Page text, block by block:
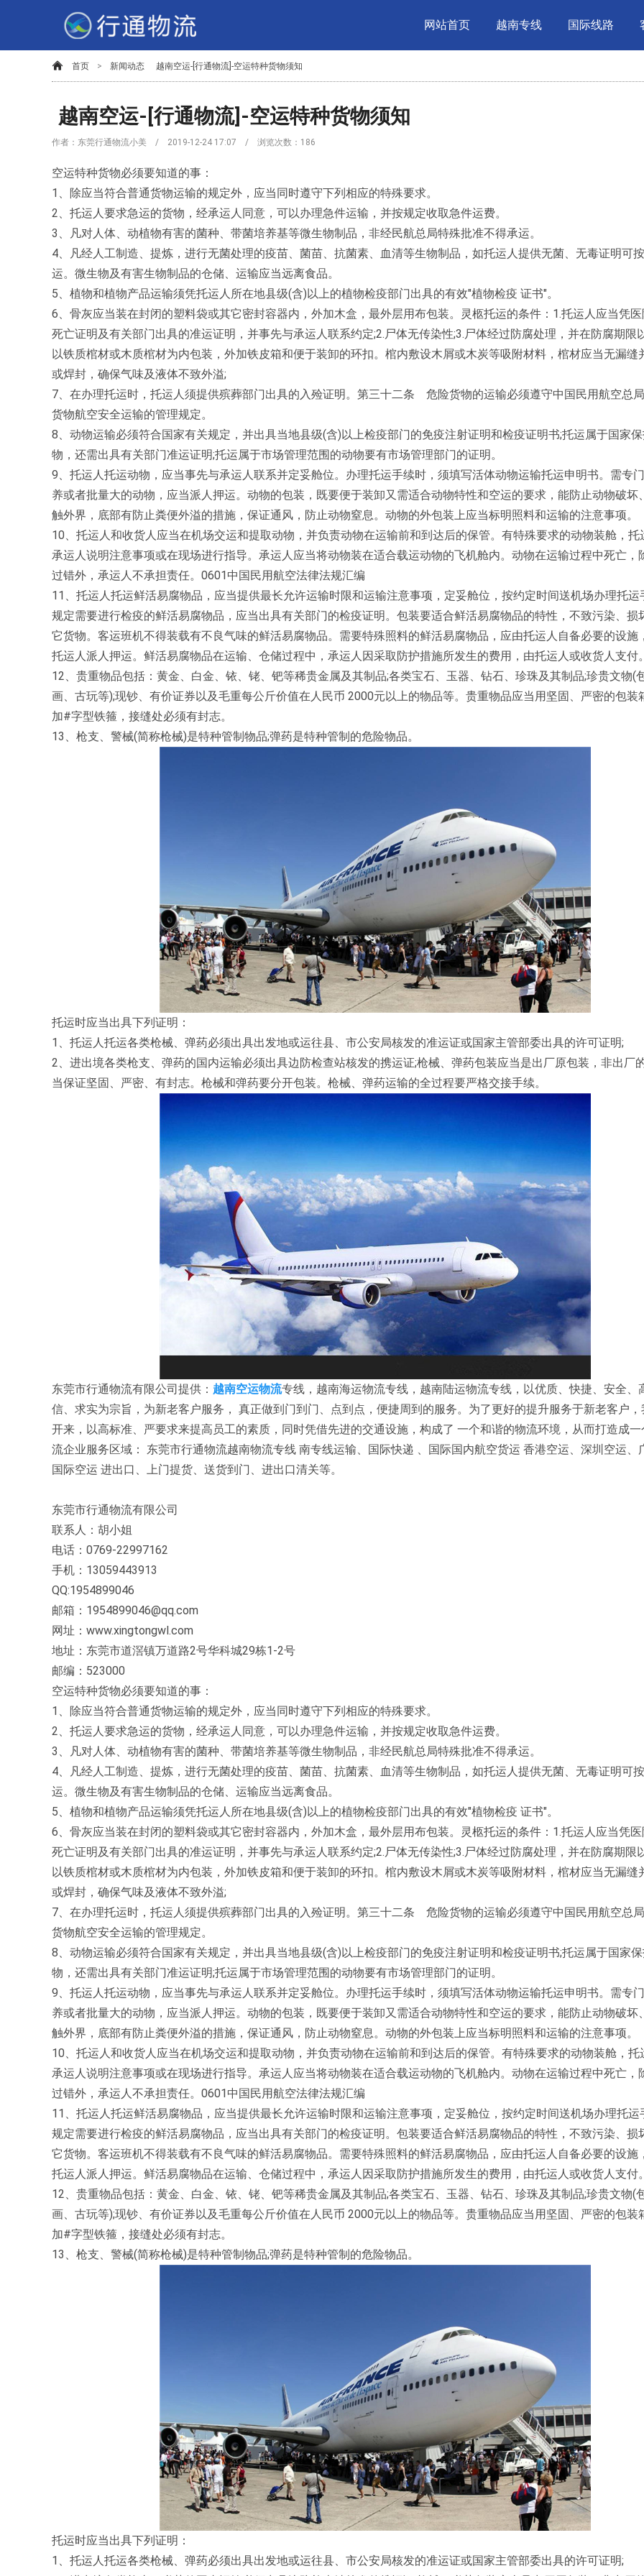
网站首页 越南专线 国际线路
首页 > 新闻动态 越南空运-[行通物流]-空运特种货物须知
越南空运-[行通物流]-空运特种货物须知
作者：东莞行通物流小美 / 2019-12-24 17:07 / 浏览次数： 186
空运特种货物必须要知道的事：
1、除应当符合普通货物运输的规定外，应当同时遵守下列相应的特殊要求。
2、托运人要求急运的货物，经承运人同意，可以办理急件运输，并按规定收取急件运费。
3、凡对人体、动植物有害的菌种、带菌培养基等微生物制品，非经民航总局特殊批准不得承运。
4、凡经人工制造、提炼，进行无菌处理的疫苗、菌苗、抗菌素、血清等生物制品，如托运人提供无菌、无毒证明可
运。微生物及有害生物制品的仓储、运输应当远离食品。
5、植物和植物产品运输须凭托运人所在地县级(含)以上的植物检疫部门出具的有效"植物检疫 证书"。
6、骨灰应当装在封闭的塑料袋或其它密封容器内，外加木盒，最外层用布包装。灵柩托运的条件：1.托运人应当凭
死亡证明及有关部门出具的准运证明，并事先与承运人联系约定;2.尸体无传染性;3.尸体经过防腐处理，并在防腐期限
以铁质棺材或木质棺材为内包装，外加铁皮箱和便于装卸的环扣。棺内敷设木屑或木炭等吸附材料，棺材应当无漏缝
或焊封，确保气味及液体不致外溢;
7、在办理托运时，托运人须提供殡葬部门出具的入殓证明。第三十二条 危险货物的运输必须遵守中国民用航空总
货物航空安全运输的管理规定。
8、动物运输必须符合国家有关规定，并出具当地县级(含)以上检疫部门的免疫注射证明和检疫证明书;托运属于国家
物，还需出具有关部门准运证明;托运属于市场管理范围的动物要有市场管理部门的证明。
9、托运人托运动物，应当事先与承运人联系并定妥舱位。办理托运手续时，须填写活体动物运输托运申明书。需专
养或者批量大的动物，应当派人押运。动物的包装，既要便于装卸又需适合动物特性和空运的要求，能防止动物破坏
触外界，底部有防止粪便外溢的措施，保证通风，防止动物窒息。动物的外包装上应当标明照料和运输的注意事项。
10、托运人和收货人应当在机场交运和提取动物，并负责动物在运输前和到达后的保管。有特殊要求的动物装舱，托
承运人说明注意事项或在现场进行指导。承运人应当将动物装在适合载运动物的飞机舱内。动物在运输过程中死亡，
过错外，承运人不承担责任。0601中国民用航空法律法规汇编
11、托运人托运鲜活易腐物品，应当提供最长允许运输时限和运输注意事项，定妥舱位，按约定时间送机场办理托运
规定需要进行检疫的鲜活易腐物品，应当出具有关部门的检疫证明。包装要适合鲜活易腐物品的特性，不致污染、损
它货物。客运班机不得装载有不良气味的鲜活易腐物品。需要特殊照料的鲜活易腐物品，应由托运人自备必要的设施
托运人派人押运。鲜活易腐物品在运输、仓储过程中，承运人因采取防护措施所发生的费用，由托运人或收货人支付。
12、贵重物品包括：黄金、白金、铱、铑、钯等稀贵金属及其制品;各类宝石、玉器、钻石、珍珠及其制品;珍贵文物(
画、古玩等);现钞、有价证券以及毛重每公斤价值在人民币 2000元以上的物品等。贵重物品应当用坚固、严密的包装
加#字型铁箍，接缝处必须有封志。
13、枪支、警械(简称枪械)是特种管制物品;弹药是特种管制的危险物品。
托运时应当出具下列证明：
1、托运人托运各类枪械、弹药必须出具出发地或运往县、市公安局核发的准运证或国家主管部委出具的许可证明;
2、进出境各类枪支、弹药的国内运输必须出具边防检查站核发的携运证;枪械、弹药包装应当是出厂原包装，非出厂
当保证坚固、严密、有封志。枪械和弹药要分开包装。枪械、弹药运输的全过程要严格交接手续。
东莞市行通物流有限公司提供： 越南空运物流专线，越南海运物流专线，越南陆运物流专线，以优质、快捷、安全、
信、求实为宗旨，为新老客户服务， 真正做到门到门、点到点，便捷周到的服务。为了更好的提升服务于新老客户，
开来，以高标准、严要求来提高员工的素质，同时凭借先进的交通设施，构成了 一个和谐的物流环境，从而打造成一
流企业服务区域： 东莞市行通物流越南物流专线 南专线运输、国际快递 、国际国内航空货运 香港空运、深圳空运、
国际空运 进出口、上门提货、送货到门、进出口清关等。
东莞市行通物流有限公司
联系人：胡小姐
电话：0769-22997162
手机：13059443913
QQ:1954899046
邮箱：1954899046@qq.com
网址：www.xingtongwl.com
地址：东莞市道滘镇万道路2号华科城29栋1-2号
邮编：523000
空运特种货物必须要知道的事：
1、除应当符合普通货物运输的规定外，应当同时遵守下列相应的特殊要求。
2、托运人要求急运的货物，经承运人同意，可以办理急件运输，并按规定收取急件运费。
3、凡对人体、动植物有害的菌种、带菌培养基等微生物制品，非经民航总局特殊批准不得承运。
4、凡经人工制造、提炼，进行无菌处理的疫苗、菌苗、抗菌素、血清等生物制品，如托运人提供无菌、无毒证明可
运。微生物及有害生物制品的仓储、运输应当远离食品。
5、植物和植物产品运输须凭托运人所在地县级(含)以上的植物检疫部门出具的有效"植物检疫 证书"。
6、骨灰应当装在封闭的塑料袋或其它密封容器内，外加木盒，最外层用布包装。灵柩托运的条件：1.托运人应当凭
死亡证明及有关部门出具的准运证明，并事先与承运人联系约定;2.尸体无传染性;3.尸体经过防腐处理，并在防腐期限
以铁质棺材或木质棺材为内包装，外加铁皮箱和便于装卸的环扣。棺内敷设木屑或木炭等吸附材料，棺材应当无漏缝
或焊封，确保气味及液体不致外溢;
7、在办理托运时，托运人须提供殡葬部门出具的入殓证明。第三十二条 危险货物的运输必须遵守中国民用航空总
货物航空安全运输的管理规定。
8、动物运输必须符合国家有关规定，并出具当地县级(含)以上检疫部门的免疫注射证明和检疫证明书;托运属于国家
物，还需出具有关部门准运证明;托运属于市场管理范围的动物要有市场管理部门的证明。
9、托运人托运动物，应当事先与承运人联系并定妥舱位。办理托运手续时，须填写活体动物运输托运申明书。需专
养或者批量大的动物，应当派人押运。动物的包装，既要便于装卸又需适合动物特性和空运的要求，能防止动物破坏
触外界，底部有防止粪便外溢的措施，保证通风，防止动物窒息。动物的外包装上应当标明照料和运输的注意事项。
10、托运人和收货人应当在机场交运和提取动物，并负责动物在运输前和到达后的保管。有特殊要求的动物装舱，托
承运人说明注意事项或在现场进行指导。承运人应当将动物装在适合载运动物的飞机舱内。动物在运输过程中死亡，
过错外，承运人不承担责任。0601中国民用航空法律法规汇编
11、托运人托运鲜活易腐物品，应当提供最长允许运输时限和运输注意事项，定妥舱位，按约定时间送机场办理托运
规定需要进行检疫的鲜活易腐物品，应当出具有关部门的检疫证明。包装要适合鲜活易腐物品的特性，不致污染、损
它货物。客运班机不得装载有不良气味的鲜活易腐物品。需要特殊照料的鲜活易腐物品，应由托运人自备必要的设施
托运人派人押运。鲜活易腐物品在运输、仓储过程中，承运人因采取防护措施所发生的费用，由托运人或收货人支付。
12、贵重物品包括：黄金、白金、铱、铑、钯等稀贵金属及其制品;各类宝石、玉器、钻石、珍珠及其制品;珍贵文物(
画、古玩等);现钞、有价证券以及毛重每公斤价值在人民币 2000元以上的物品等。贵重物品应当用坚固、严密的包装
加#字型铁箍，接缝处必须有封志。
13、枪支、警械(简称枪械)是特种管制物品;弹药是特种管制的危险物品。
托运时应当出具下列证明：
1、托运人托运各类枪械、弹药必须出具出发地或运往县、市公安局核发的准运证或国家主管部委出具的许可证明;